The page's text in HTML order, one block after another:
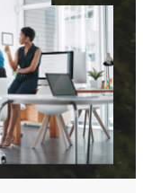
och
opinion,
på den